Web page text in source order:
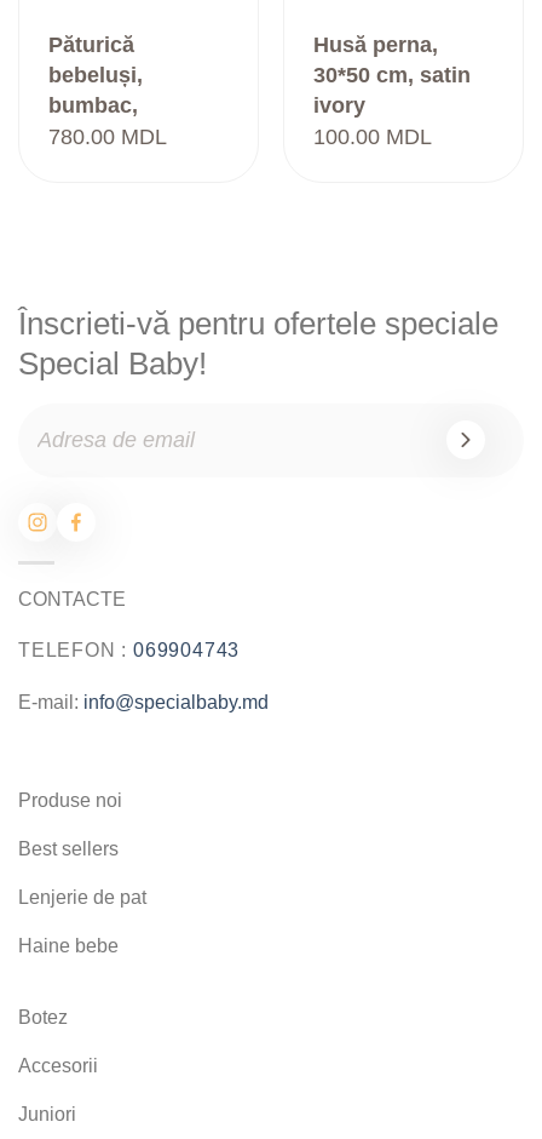
Păturică
bebeluși,
bumbac,
100*100cm, Little
780.00 MDL
Husă perna,
30*50 cm, satin
ivory
100.00 MDL
Înscrieti-vă pentru ofertele speciale
Special Baby!
CONTACTE
TELEFON :069904743
E-mail: info@specialbaby.md
Produse noi
Best sellers
Lenjerie de pat
Haine bebe
Botez
Accesorii
Juniori